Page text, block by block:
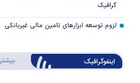
گرافیک
لزوم توسعه ابزارهای تامین مالی غیربانکی
اینفوگرافیک بیشتر